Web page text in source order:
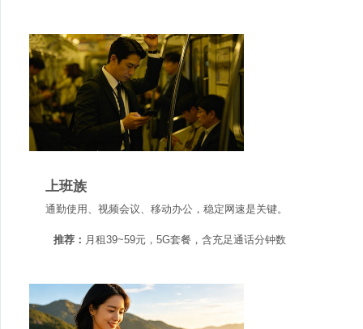
上班族
通勤使用、视频会议、移动办公，稳定网速是关键。
推荐： 月租39~59元，5G套餐，含充足通话分钟数